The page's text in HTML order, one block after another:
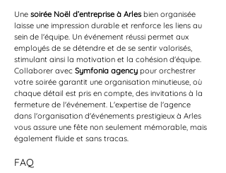
Une soirée Noël d’entreprise à Arles bien organisée
laisse une impression durable et renforce les liens au
sein de l'équipe. Un événement réussi permet aux
employés de se détendre et de se sentir valorisés,
stimulant ainsi la motivation et la cohésion d'équipe.
Collaborer avec Symfonia agency pour orchestrer
votre soirée garantit une organisation minutieuse, où
chaque détail est pris en compte, des invitations à la
fermeture de l'événement. L'expertise de l'agence
dans l'organisation d'événements prestigieux à Arles
vous assure une fête non seulement mémorable, mais
également fluide et sans tracas.
FAQ